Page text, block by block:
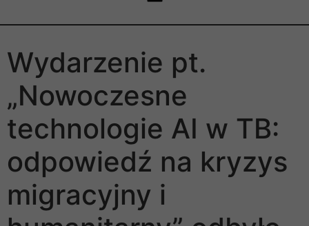
Wydarzenie pt.
„Nowoczesne
technologie AI w TB:
odpowiedź na kryzys
migracyjny i